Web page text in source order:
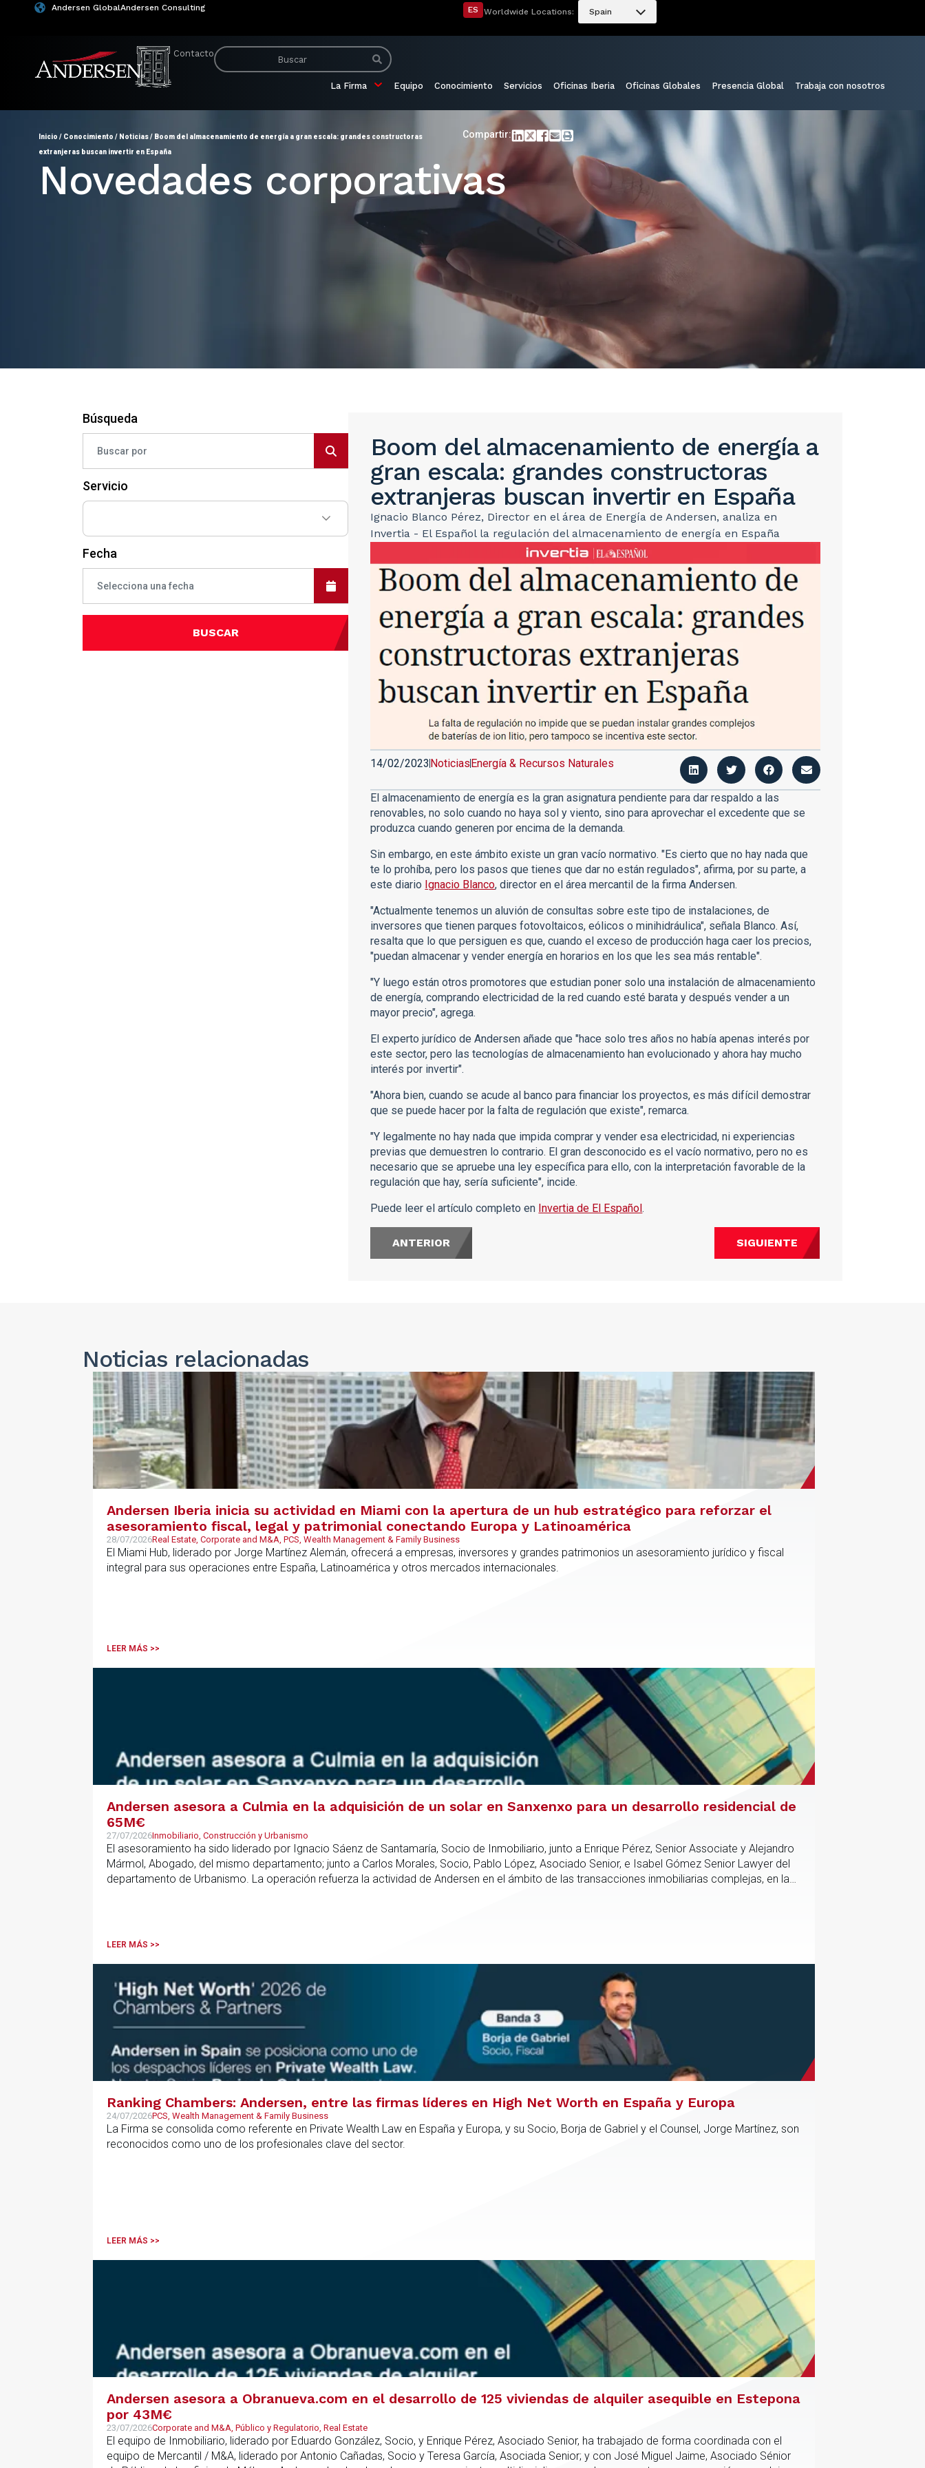
Andersen GlobalAndersen Consulting ES Worldwide Locations: Spain
Contacto
La Firma Equipo Conocimiento Servicios Oficinas Iberia Oficinas Globales Presencia Global Trabaja con nosotros
Inicio / Conocimiento / Noticias/ Boom del almacenamiento de energía a gran escala: grandes constructoras
extranjeras buscan invertir en España
Compartir:
Novedades corporativas
Búsqueda
Servicio
Fecha
BUSCAR
Boom del almacenamiento de energía a
gran escala: grandes constructoras
extranjeras buscan invertir en España
Ignacio Blanco Pérez, Director en el área de Energía de Andersen, analiza en
Invertia - El Español la regulación del almacenamiento de energía en España
14/02/2023NoticiasEnergía & Recursos Naturales
El almacenamiento de energía es la gran asignatura pendiente para dar respaldo a las
renovables, no solo cuando no haya sol y viento, sino para aprovechar el excedente que se
produzca cuando generen por encima de la demanda.
Sin embargo, en este ámbito existe un gran vacío normativo. "Es cierto que no hay nada que
te lo prohíba, pero los pasos que tienes que dar no están regulados", afirma, por su parte, a
este diario Ignacio Blanco, director en el área mercantil de la firma Andersen.
"Actualmente tenemos un aluvión de consultas sobre este tipo de instalaciones, de
inversores que tienen parques fotovoltaicos, eólicos o minihidráulica", señala Blanco. Así,
resalta que lo que persiguen es que, cuando el exceso de producción haga caer los precios,
"puedan almacenar y vender energía en horarios en los que les sea más rentable".
"Y luego están otros promotores que estudian poner solo una instalación de almacenamiento
de energía, comprando electricidad de la red cuando esté barata y después vender a un
mayor precio", agrega.
El experto jurídico de Andersen añade que "hace solo tres años no había apenas interés por
este sector, pero las tecnologías de almacenamiento han evolucionado y ahora hay mucho
interés por invertir".
"Ahora bien, cuando se acude al banco para financiar los proyectos, es más difícil demostrar
que se puede hacer por la falta de regulación que existe", remarca.
"Y legalmente no hay nada que impida comprar y vender esa electricidad, ni experiencias
previas que demuestren lo contrario. El gran desconocido es el vacío normativo, pero no es
necesario que se apruebe una ley específica para ello, con la interpretación favorable de la
regulación que hay, sería suficiente", incide.
Puede leer el artículo completo en Invertia de El Español.
ANTERIOR SIGUIENTE
Noticias relacionadas
Andersen Iberia inicia su actividad en Miami con la apertura de un hub estratégico para reforzar el
asesoramiento fiscal, legal y patrimonial conectando Europa y Latinoamérica
28/07/2026Real Estate, Corporate and M&A, PCS, Wealth Management & Family Business
El Miami Hub, liderado por Jorge Martínez Alemán, ofrecerá a empresas, inversores y grandes patrimonios un asesoramiento jurídico y fiscal
integral para sus operaciones entre España, Latinoamérica y otros mercados internacionales.
LEER MÁS >>
Andersen asesora a Culmia en la adquisición de un solar en Sanxenxo para un desarrollo residencial de
65M€
27/07/2026Inmobiliario, Construcción y Urbanismo
El asesoramiento ha sido liderado por Ignacio Sáenz de Santamaría, Socio de Inmobiliario, junto a Enrique Pérez, Senior Associate y Alejandro
Mármol, Abogado, del mismo departamento; junto a Carlos Morales, Socio, Pablo López, Asociado Senior, e Isabel Gómez Senior Lawyer del
departamento de Urbanismo. La operación refuerza la actividad de Andersen en el ámbito de las transacciones inmobiliarias complejas, en las
LEER MÁS >>
Ranking Chambers: Andersen, entre las firmas líderes en High Net Worth en España y Europa
24/07/2026PCS, Wealth Management & Family Business
La Firma se consolida como referente en Private Wealth Law en España y Europa, y su Socio, Borja de Gabriel y el Counsel, Jorge Martínez, son
reconocidos como uno de los profesionales clave del sector.
LEER MÁS >>
Andersen asesora a Obranueva.com en el desarrollo de 125 viviendas de alquiler asequible en Estepona
por 43M€
23/07/2026Corporate and M&A, Público y Regulatorio, Real Estate
El equipo de Inmobiliario, liderado por Eduardo González, Socio, y Enrique Pérez, Asociado Senior, ha trabajado de forma coordinada con el
equipo de Mercantil / M&A, liderado por Antonio Cañadas, Socio y Teresa García, Asociada Senior; y con José Miguel Jaime, Asociado Sénior